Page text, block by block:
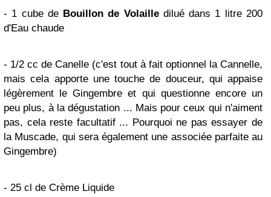
- 1 cube de Bouillon de Volailledilué dans 1 litre 200
d'Eau chaude
- 1/2 cc de Canelle (c'est tout à fait optionnel la Cannelle,
mais cela apporte une touche de douceur, qui appaise
légèrement le Gingembre et qui questionne encore un
peu plus, à la dégustation ... Mais pour ceux qui n'aiment
pas, cela reste facultatif ... Pourquoi ne pas essayer de
la Muscade, qui sera également une associée parfaite au
Gingembre)
- 25 cl de Crème Liquide